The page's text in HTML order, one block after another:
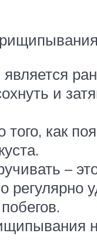
и
как
–